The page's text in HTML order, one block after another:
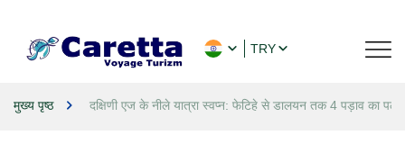
TRY
मुख्य पृष्ठ दक्षिणी एज के नीले यात्रा स्वप्न: फेटिहे से डालयन तक 4 पड़ाव का